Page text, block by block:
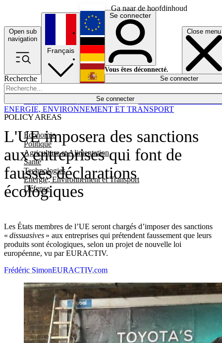
Ga naar de hoofdinhoud
Open sub
navigation
Close menu
Recherche
Se connecter
POLICY AREAS
Economie
Politique
Agriculture et Alimentation
Santé
Technologies
Energie, Environnement et Transport
Défense
Économie
Français
English
Deutsch
Español
Se connecter
Vous êtes déconnecté.
Se connecter
L'UE imposera des sanctions
aux entreprises qui font de
fausses déclarations
écologiques
Les États membres de l’UE seront chargés d’imposer des sanctions
« dissuasives » aux entreprises qui prétendent faussement que leurs
produits sont écologiques, selon un projet de nouvelle loi
européenne, vu par EURACTIV.
ENERGIE, ENVIRONNEMENT ET TRANSPORT
Frédéric SimonEURACTIV.com